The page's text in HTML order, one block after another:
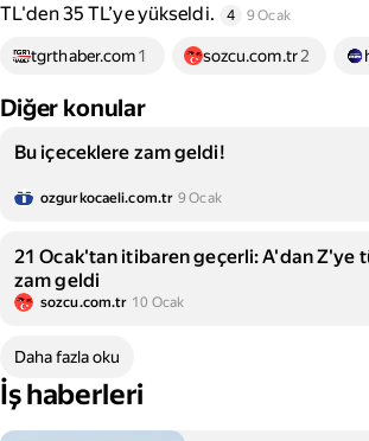
TL'den 35 TL’ye yükseldi.
4 9 Ocak
tgrthaber.com1 sozcu.com.tr2
Diğer konular
Bu içeceklere zam geldi!
ozgurkocaeli.com.tr 9 Ocak
21 Ocak'tan itibaren geçerli: A'dan Z'ye
zam geldi
sozcu.com.tr 10 Ocak
Daha fazla oku
İş haberleri